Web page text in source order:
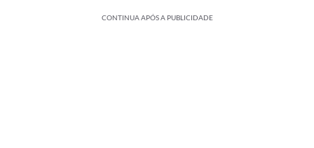
CONTINUA APÓS A PUBLICIDADE